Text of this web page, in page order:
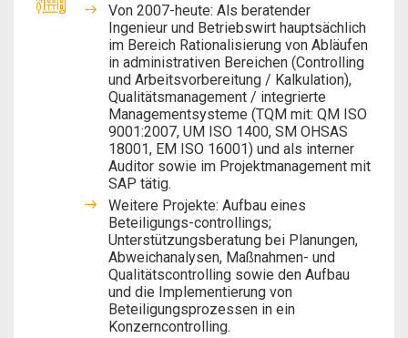
Von 2007-heute: Als beratender
Ingenieur und Betriebswirt hauptsächlich
im Bereich Rationalisierung von Abläufen
in administrativen Bereichen (Controlling
und Arbeitsvorbereitung / Kalkulation),
Qualitätsmanagement / integrierte
Managementsysteme (TQM mit: QM ISO
9001:2007, UM ISO 1400, SM OHSAS
18001, EM ISO 16001) und als interner
Auditor sowie im Projektmanagement mit
SAP tätig.
Weitere Projekte: Aufbau eines
Beteiligungs-controllings;
Unterstützungsberatung bei Planungen,
Abweichanalysen, Maßnahmen- und
Qualitätscontrolling sowie den Aufbau
und die Implementierung von
Beteiligungsprozessen in ein
Konzerncontrolling.